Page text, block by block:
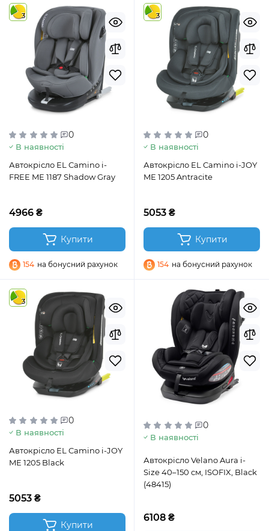
3
0
В наявності
Автокрісло EL Camino i-
FREE ME 1187 Shadow Gray
4966 ₴
Купити
154 на бонусний рахунок
3
0
В наявності
Автокрісло EL Camino i-JOY
ME 1205 Antracite
5053 ₴
Купити
154 на бонусний рахунок
3
0
В наявності
Автокрісло EL Camino i-JOY
ME 1205 Black
5053 ₴
Купити
0
В наявності
Автокрісло Velano Aura i-
Size 40–150 см, ISOFIX, Black
(48415)
6108 ₴